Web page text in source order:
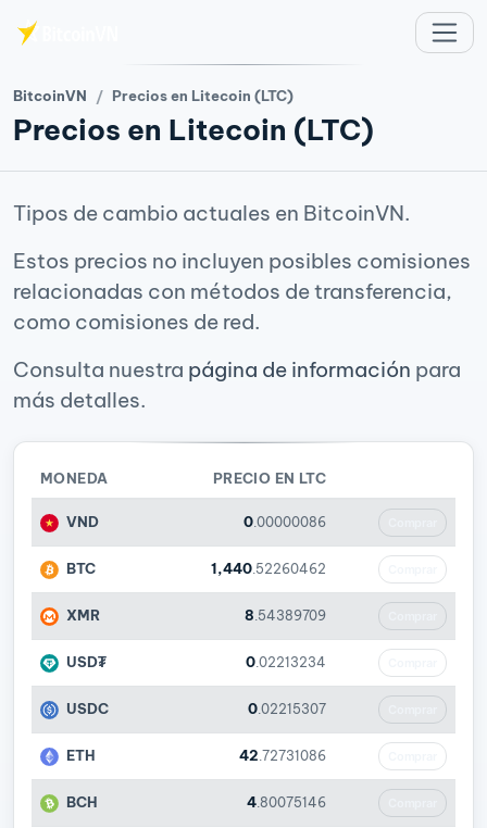
BitcoinVN Precios en Litecoin (LTC)
Precios en Litecoin (LTC)
Tipos de cambio actuales en BitcoinVN.
Estos precios no incluyen posibles comisiones
relacionadas con métodos de transferencia,
como comisiones de red.
Consulta nuestra página de información para
más detalles.
MONEDA PRECIO EN LTC
VND 0 .00000086
BTC 1,440 .52260462
XMR 8 .54389709
USD₮ 0 .02213234
USDC 0 .02215307
ETH 42 .72731086
BCH 4 .80075146